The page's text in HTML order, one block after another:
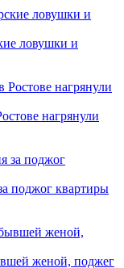
ловушки и
нагрянули
поджог квартиры
женой, поджег